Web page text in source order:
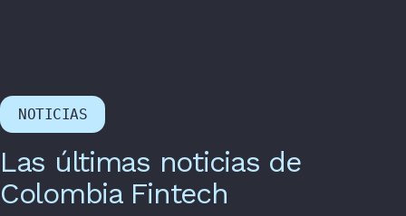
NOTICIAS
Las últimas noticias de
Colombia Fintech